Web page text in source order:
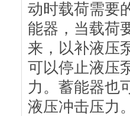
动时载荷需要
能器，当载荷
来，以补液压
可以停止液压
力。蓄能器也
液压冲击压力